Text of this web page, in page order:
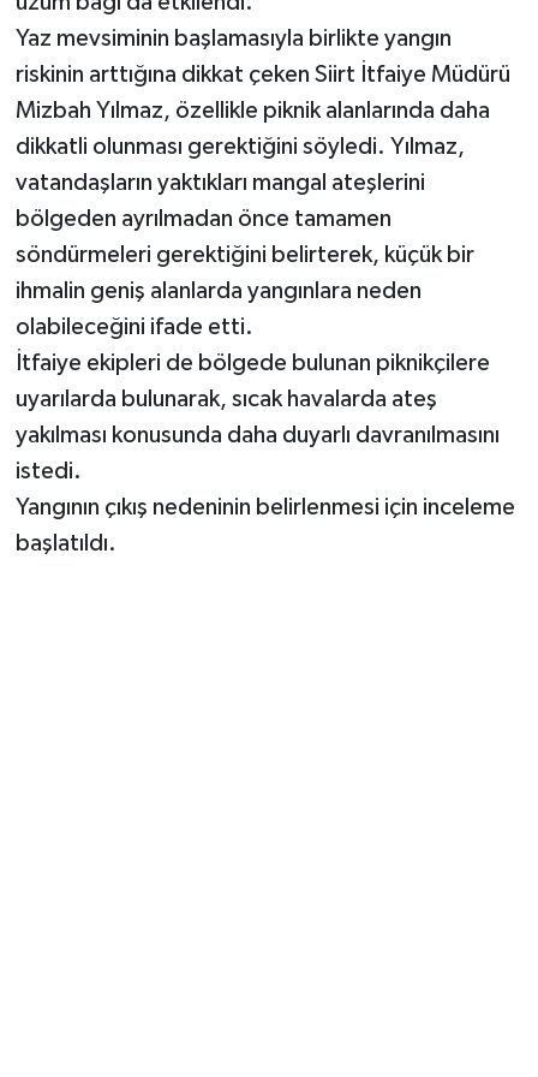
Yaz mevsiminin başlamasıyla birlikte yangın
riskinin arttığına dikkat çeken Siirt İtfaiye Müdürü
Mizbah Yılmaz, özellikle piknik alanlarında daha
dikkatli olunması gerektiğini söyledi. Yılmaz,
vatandaşların yaktıkları mangal ateşlerini
bölgeden ayrılmadan önce tamamen
söndürmeleri gerektiğini belirterek, küçük bir
ihmalin geniş alanlarda yangınlara neden
olabileceğini ifade etti.
İtfaiye ekipleri de bölgede bulunan piknikçilere
uyarılarda bulunarak, sıcak havalarda ateş
yakılması konusunda daha duyarlı davranılmasını
istedi.
Yangının çıkış nedeninin belirlenmesi için inceleme
başlatıldı.